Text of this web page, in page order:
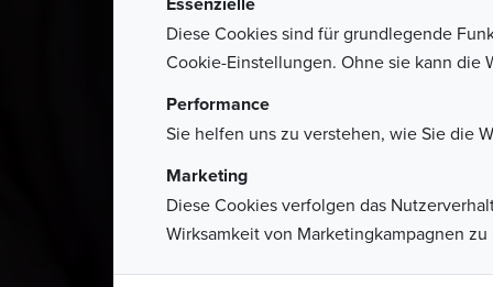
Diese Cookies sind für grundlegende
Cookie-Einstellungen. Ohne sie kann die
Performance
Sie helfen uns zu verstehen, wie Sie die
Marketing
Diese Cookies verfolgen das
Wirksamkeit von Marketingkampagnen